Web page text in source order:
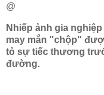
@
Nhiếp ảnh gia
may mắn "chộp"
tỏ sự tiếc thương
đường.